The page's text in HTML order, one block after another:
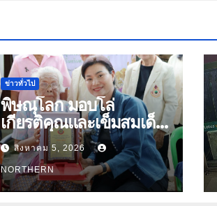
ข่าวทั่วไป
พิษณุโลก มอบโล่
เกียรติคุณและเข็มสมเด็จ
ย่า อายุ 100 ปี “นางจอม
นุ่มเนตร” ตำบลบ้านกร่าง
อำเภอเมือง
สิงหาคม 5, 2026
NORTHERN